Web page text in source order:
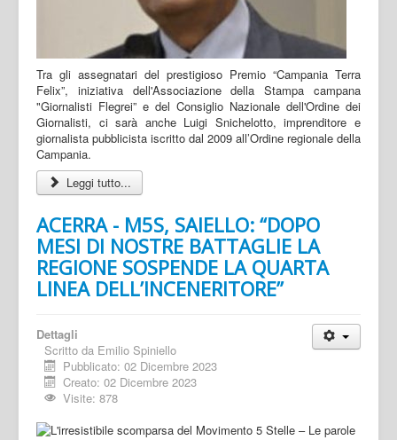
Tra gli assegnatari del prestigioso Premio “Campania Terra
Felix”, iniziativa dell'Associazione della Stampa campana
"Giornalisti Flegrei” e del Consiglio Nazionale dell'Ordine dei
Giornalisti, ci sarà anche Luigi Snichelotto, imprenditore e
giornalista pubblicista iscritto dal 2009 all’Ordine regionale della
Campania.
Leggi tutto...
ACERRA - M5S, SAIELLO: “DOPO
MESI DI NOSTRE BATTAGLIE LA
REGIONE SOSPENDE LA QUARTA
LINEA DELL’INCENERITORE”
Dettagli
Scritto da Emilio Spiniello
Pubblicato: 02 Dicembre 2023
Creato: 02 Dicembre 2023
Visite: 878